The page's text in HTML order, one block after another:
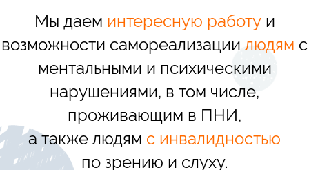
Мы даем интересную работуи
возможности самореализации людям с
ментальными и психическими
нарушениями, в том числе,
проживающим в ПНИ,
а также людям с инвалидностью
по зрению и слуху.